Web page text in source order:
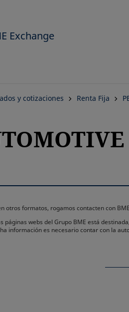
Exchange
y cotizaciones Renta Fija
otros formatos, rogamos contacten con
páginas webs del Grupo BME está
información es necesario contar con la